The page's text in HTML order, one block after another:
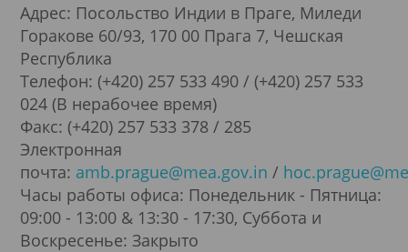
Адрес: Посольство Индии в Праге, Миледи
Горакове 60/93, 170 00 Прага 7, Чешская
Республика
Телефон: (+420) 257 533 490 / (+420) 257 533
024 (В нерабочее время)
Факс: (+420) 257 533 378 / 285
Электронная
почта: amb.prague@mea.gov.in /
Часы работы офиса: Понедельник - Пятница:
09:00 - 13:00 & 13:30 - 17:30, Суббота и
Воскресенье: Закрыто